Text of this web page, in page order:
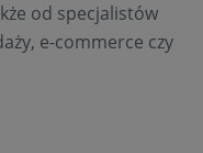
od specjalistów
e-commerce czy